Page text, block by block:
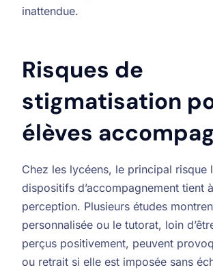
inattendue.
Risques de
stigmatisation
élèves
Chez les lycéens, le principal risque
dispositifs d’accompagnement tient
perception. Plusieurs études
personnalisée ou le tutorat, loin
perçus positivement, peuvent
ou retrait si elle est imposée sans